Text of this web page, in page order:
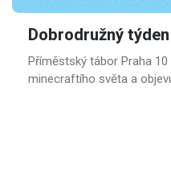
Dobrodružný
Příměstský tábor Praha
minecraftího světa a